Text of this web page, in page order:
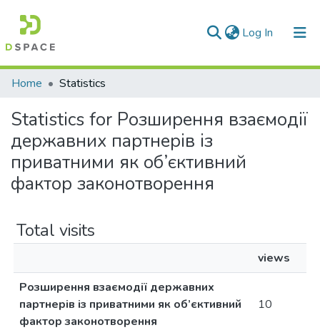
Log In (current)
Communities & Collections
All of DSpace
Home Statistics
Statistics for Розширення взаємодії
державних партнерів із
приватними як об’єктивний
фактор законотворення
Total visits
views
Розширення взаємодії державних
партнерів із приватними як об’єктивний
фактор законотворення
10